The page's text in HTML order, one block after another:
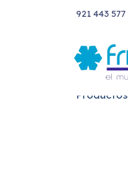
921 443 577
Productos